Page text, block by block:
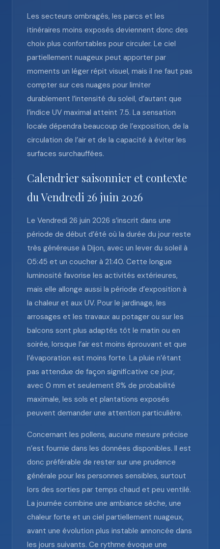
Les secteurs ombragés, les parcs et les
itinéraires moins exposés deviennent donc des
choix plus confortables pour circuler. Le ciel
partiellement nuageux peut apporter par
moments un léger répit visuel, mais il ne faut pas
compter sur ces nuages pour limiter
durablement l’intensité du soleil, d’autant que
l’indice UV maximal atteint 7.5. La sensation
locale dépendra beaucoup de l’exposition, de la
circulation de l’air et de la capacité à éviter les
surfaces surchauffées.
Calendrier saisonnier et contexte
du Vendredi 26 juin 2026
Le Vendredi 26 juin 2026 s’inscrit dans une
période de début d’été où la durée du jour reste
très généreuse à Dijon, avec un lever du soleil à
05:45 et un coucher à 21:40. Cette longue
luminosité favorise les activités extérieures,
mais elle allonge aussi la période d’exposition à
la chaleur et aux UV. Pour le jardinage, les
arrosages et les travaux au potager ou sur les
balcons sont plus adaptés tôt le matin ou en
soirée, lorsque l’air est moins éprouvant et que
l’évaporation est moins forte. La pluie n’étant
pas attendue de façon significative ce jour,
avec 0 mm et seulement 8% de probabilité
maximale, les sols et plantations exposés
peuvent demander une attention particulière.
Concernant les pollens, aucune mesure précise
n’est fournie dans les données disponibles. Il est
donc préférable de rester sur une prudence
générale pour les personnes sensibles, surtout
lors des sorties par temps chaud et peu ventilé.
La journée combine une ambiance sèche, une
chaleur forte et un ciel partiellement nuageux,
avant une évolution plus instable annoncée dans
les jours suivants. Ce rythme évoque une